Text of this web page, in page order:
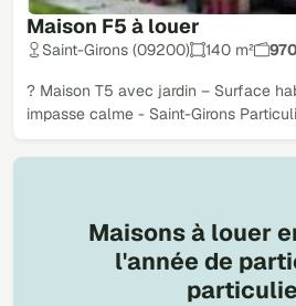
Maison F5 à louer
Saint-Girons (09200) 140 m²
? Maison T5 avec jardin – Surface
impasse calme - Saint-Girons
Maisons à louer
l'année de